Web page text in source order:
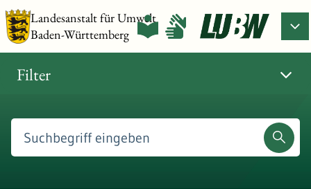
Landesanstalt für Umwelt
Baden-Württemberg
Filter